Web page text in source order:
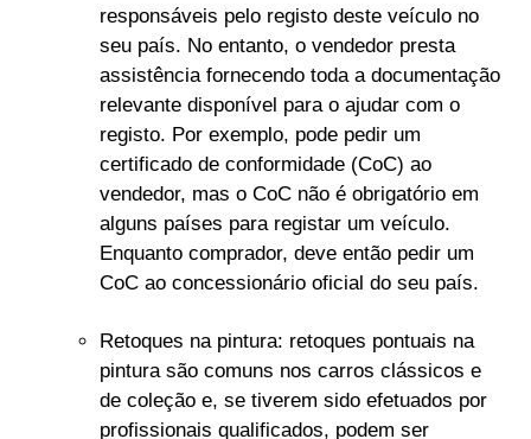
responsáveis pelo registo deste veículo no
seu país. No entanto, o vendedor presta
assistência fornecendo toda a documentação
relevante disponível para o ajudar com o
registo. Por exemplo, pode pedir um
certificado de conformidade (CoC) ao
vendedor, mas o CoC não é obrigatório em
alguns países para registar um veículo.
Enquanto comprador, deve então pedir um
CoC ao concessionário oficial do seu país.
Retoques na pintura: retoques pontuais na
pintura são comuns nos carros clássicos e
de coleção e, se tiverem sido efetuados por
profissionais qualificados, podem ser